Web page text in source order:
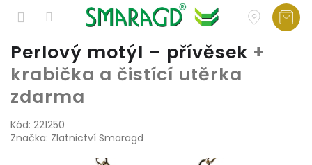
Přejít
obsah
Perlový motýl – přívěsek +
krabička a čistící utěrka
zdarma
Kód: 221250
Značka: Zlatnictví Smaragd